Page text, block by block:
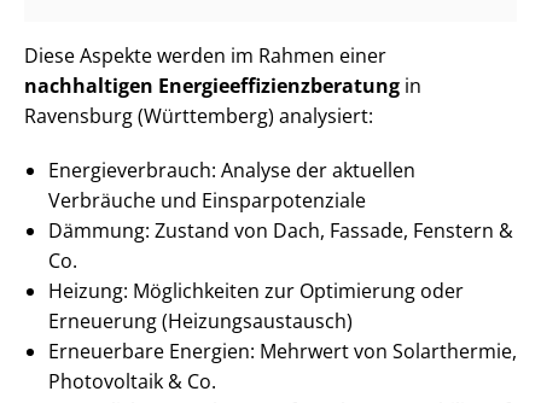
Diese Aspekte werden im Rahmen einer
nachhaltigen En­er­gie­ef­fi­zi­enz­be­ra­tung in
Ravensburg (Württemberg) analysiert:
En­er­gie­ver­brauch: Analyse der aktuellen
Verbräuche und Ein­spar­po­ten­zia­le
Dämmung: Zustand von Dach, Fassade, Fenstern &
Co.
Heizung: Möglichkeiten zur Optimierung oder
Erneuerung (Hei­zungs­aus­tausch)
Erneuerbare Energien: Mehrwert von Solarthermie,
Photovoltaik & Co.